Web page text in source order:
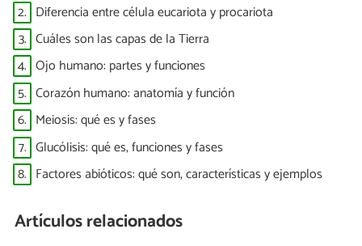
2. Diferencia entre célula eucariota y procariota
3. Cuáles son las capas de la Tierra
4. Ojo humano: partes y funciones
5. Corazón humano: anatomía y función
6. Meiosis: qué es y fases
7. Glucólisis: qué es, funciones y fases
8. Factores abióticos: qué son, características y ejemplos
Artículos relacionados